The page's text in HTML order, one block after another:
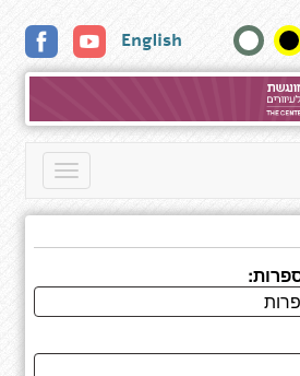
English
Toggle